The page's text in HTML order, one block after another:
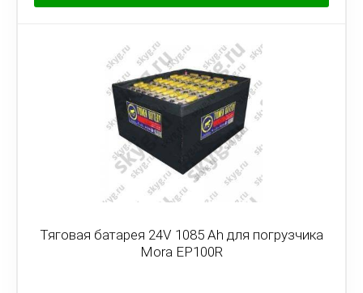
Тяговая батарея 24V 1085 Ah для погрузчика
Mora EP100R